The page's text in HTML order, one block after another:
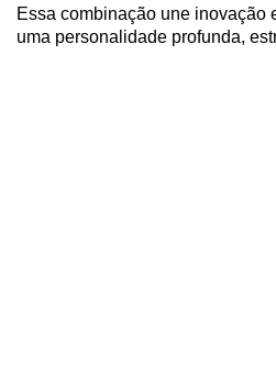
Essa combinação une inovação
uma personalidade profunda,